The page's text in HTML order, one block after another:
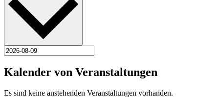
Kalender von Veranstaltungen
Es sind keine anstehenden Veranstaltungen vorhanden.